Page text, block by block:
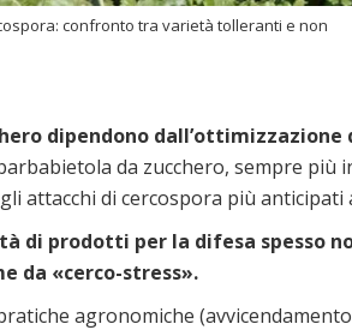
confronto tra varietà tolleranti e non
dipendono
da zucchero, sempre più
attacchi di cercospora più anticipati
di prodotti per la difesa spesso
da «cerco-stress».
agronomiche